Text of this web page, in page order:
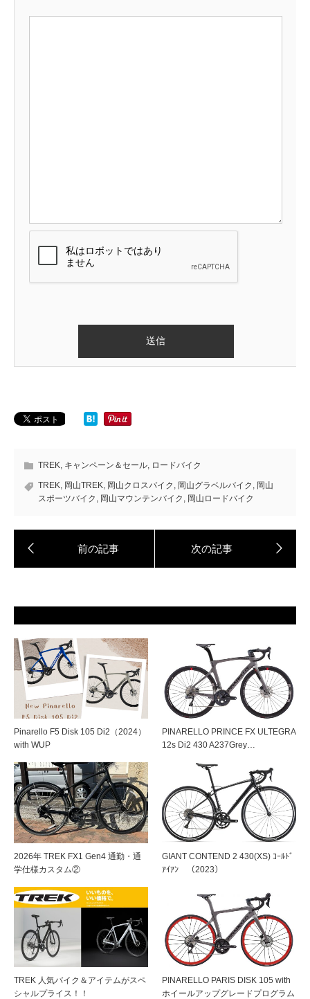
TREK キャンペーン＆セール ロードバイク
TREK 岡山TREK 岡山クロスバイク 岡山グラベルバイク
岡山
スポーツバイク
岡山マウンテンバイク 岡山ロードバイク
Pinarello F5 Disk 105 Di2（2024）
with WUP
PINARELLO PRINCE FX ULTEGRA
12s Di2 430 A237Grey…
2026年 TREK FX1 Gen4 通勤・通
学仕様カスタム②
GIANT CONTEND 2 430(XS) ｺｰﾙﾄﾞ
ｱｲｱﾝ （2023）
TREK 人気バイク＆アイテムがスペ
シャルプライス！！
PINARELLO PARIS DISK 105 with
ホイールアップグレードプログラム